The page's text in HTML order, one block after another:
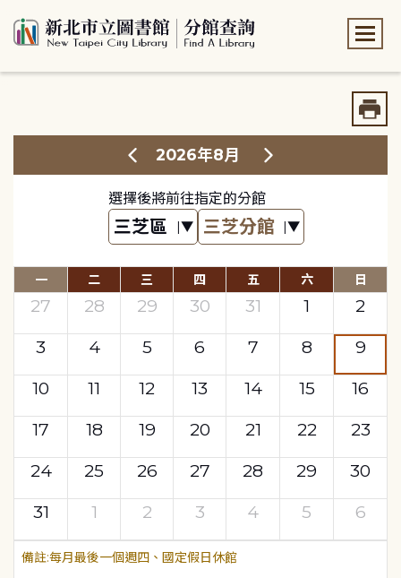
2026年8月
選擇後將前往指定的分館
一 二 三 四 五 六 日
27 28 29 30 31 1
2
3
4 5 6 7 8
9
10
11 12 13 14 15
16
17
18 19 20 21 22
23
24
25 26 27 28 29
30
31
1 2 3 4 5 6
每月最後一個週四、國定假日休館